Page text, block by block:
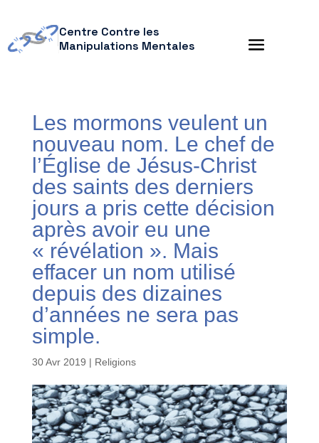
Centre Contre les
Manipulations Mentales
Les mormons veulent un
nouveau nom. Le chef de
l’Église de Jésus-Christ
des saints des derniers
jours a pris cette décision
après avoir eu une
« révélation ». Mais
effacer un nom utilisé
depuis des dizaines
d’années ne sera pas
simple.
30 Avr 2019 | Religions